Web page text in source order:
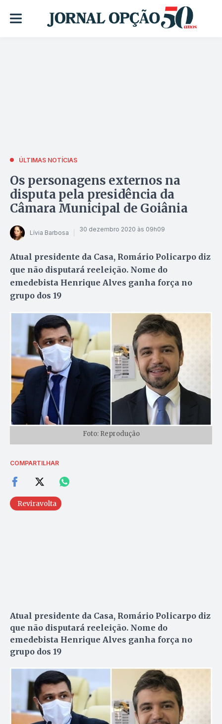
ÚLTIMAS NOTÍCIAS
Os personagens externos na
disputa pela presidência da
Câmara Municipal de Goiânia
Lívia Barbosa 30 dezembro 2020 às 09h09
Atual presidente da Casa, Romário Policarpo diz
que não disputará reeleição. Nome do
emedebista Henrique Alves ganha força no
grupo dos 19
Foto: Reprodução
COMPARTILHAR
Reviravolta
Atual presidente da Casa, Romário Policarpo diz
que não disputará reeleição. Nome do
emedebista Henrique Alves ganha força no
grupo dos 19